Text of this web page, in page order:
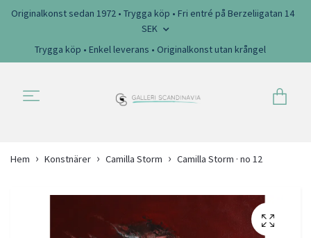
Originalkonst sedan 1972 • Trygga köp • Fri entré på Berzeliigatan 14
SEK
Trygga köp • Enkel leverans • Originalkonst utan krångel
Hem Konstnärer Camilla Storm Camilla Storm · no 12